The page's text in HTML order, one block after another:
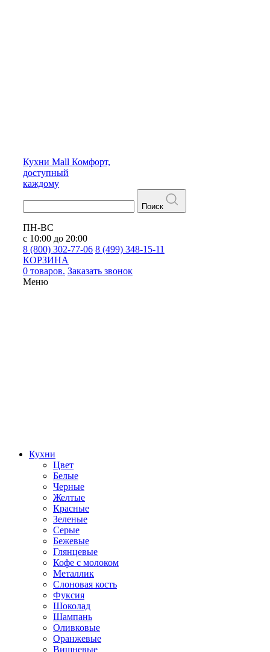
Кухни Mall Комфорт,
доступный
каждому
Поиск
ПН-ВС
с 10:00 до 20:00
8 (800) 302-77-06 8 (499) 348-15-11
КОРЗИНА
0 товаров. Заказать звонок
Меню
Кухни
Цвет
Белые
Черные
Желтые
Красные
Зеленые
Серые
Бежевые
Глянцевые
Кофе с молоком
Металлик
Слоновая кость
Фуксия
Шоколад
Шампань
Оливковые
Оранжевые
Вишневые